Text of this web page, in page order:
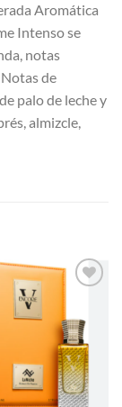
Aromática
Intenso se
notas
de
palo de leche y
almizcle,
AÑADIR
A LA
LISTA
DE
DESEOS